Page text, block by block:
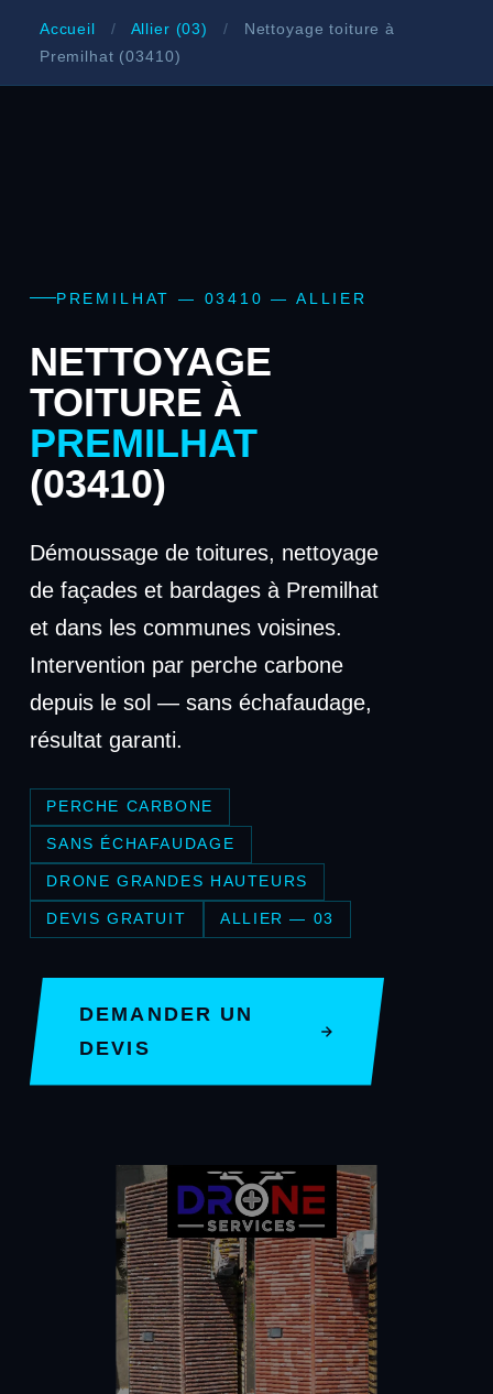
Accueil / Allier (03) /
Nettoyage toiture à
Premilhat (03410)
PREMILHAT — 03410 — ALLIER
NETTOYAGE
TOITURE À
PREMILHAT
(03410)
Démoussage de toitures, nettoyage
de façades et bardages à Premilhat
et dans les communes voisines.
Intervention par perche carbone
depuis le sol — sans échafaudage,
résultat garanti.
PERCHE CARBONE
SANS ÉCHAFAUDAGE
DRONE GRANDES HAUTEURS
DEVIS GRATUIT ALLIER — 03
DEMANDER UN
DEVIS